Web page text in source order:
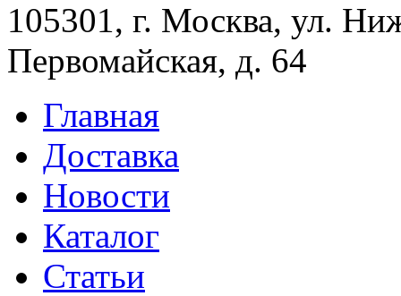
105301, г. Москва, ул.
Первомайская, д. 64
Главная
Доставка
Новости
Каталог
Статьи